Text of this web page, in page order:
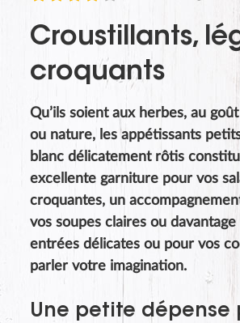
Croustillants,
croquants
Qu’ils soient aux herbes, au
ou nature, les appétissants
blanc délicatement rôtis
excellente garniture pour vos
croquantes, un
vos soupes claires ou davantage
entrées délicates ou pour vos
parler votre imagination.
Une petite dépense